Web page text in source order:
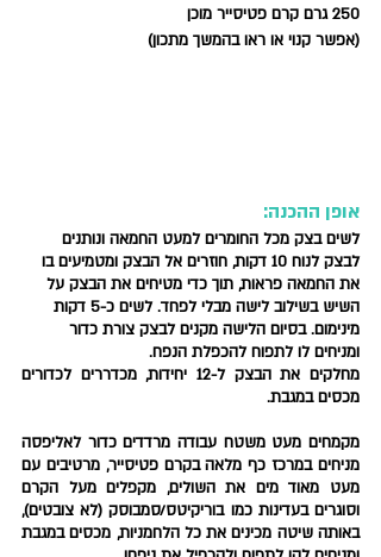
250 גרם קרם פטיסייר מוכן
(אפשר קנוי או ראו בהמשך מתכון)
אופן ההכנה:
לשים בצק מכל החומרים למעט החמאה ונותנים
לבצק לנוח 10 דקות, חוזרים אל הבצק ומטמיעים בו
את החמאה פראות, תוך כדי מטיחים את הבצק על
השיש בשילוב לישה מבלי לפחד. לשים כ-5 דקות
מינימום. בסיום הלישה מקנים לבצק צורת כדור
ומניחים לו לתפוח להכפלת הנפח.
מכסים במגבת.